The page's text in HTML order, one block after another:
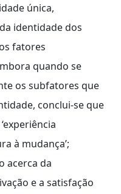
única,
identidade dos
fatores
quando se
os subfatores que
conclui-se que
à mudança’;
acerca da
e a satisfação